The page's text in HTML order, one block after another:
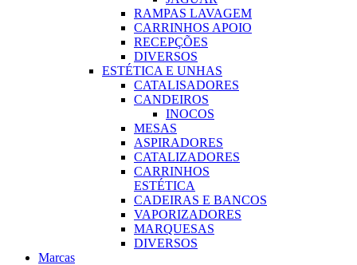
RAMPAS LAVAGEM
CARRINHOS APOIO
RECEPÇÕES
DIVERSOS
ESTÉTICA E UNHAS
CATALISADORES
CANDEIROS
INOCOS
MESAS
ASPIRADORES
CATALIZADORES
CARRINHOS
ESTÉTICA
CADEIRAS E BANCOS
VAPORIZADORES
MARQUESAS
DIVERSOS
Marcas